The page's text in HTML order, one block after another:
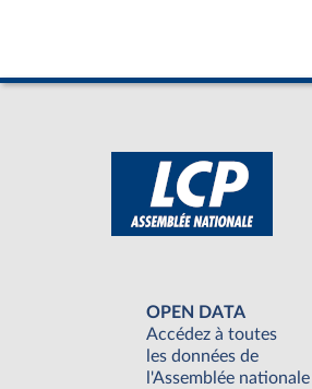
OPEN DATA
Accédez à toutes
les données de
l'Assemblée nationale